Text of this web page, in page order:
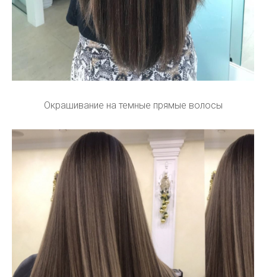
Окрашивание на темные прямые волосы